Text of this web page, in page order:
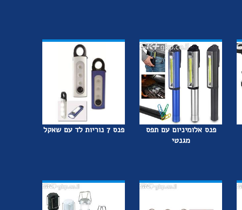
פנס אלומיניום עם תפס
מגנטי
פנס 7 נוריות לד עם שאקל